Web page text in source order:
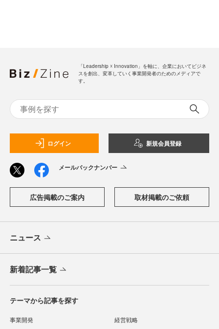
「Leadership ☓ Innovation」を軸に、企業においてビジネ
スを創出、変革していく事業開発者のためのメディアで
す。
ログイン 新規会員登録
メールバックナンバー
広告掲載のご案内 取材掲載のご依頼
ニュース
新着記事一覧
テーマから記事を探す
事業開発 経営戦略